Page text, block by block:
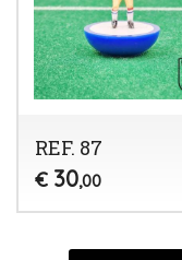
REF. 87
€ 30,00